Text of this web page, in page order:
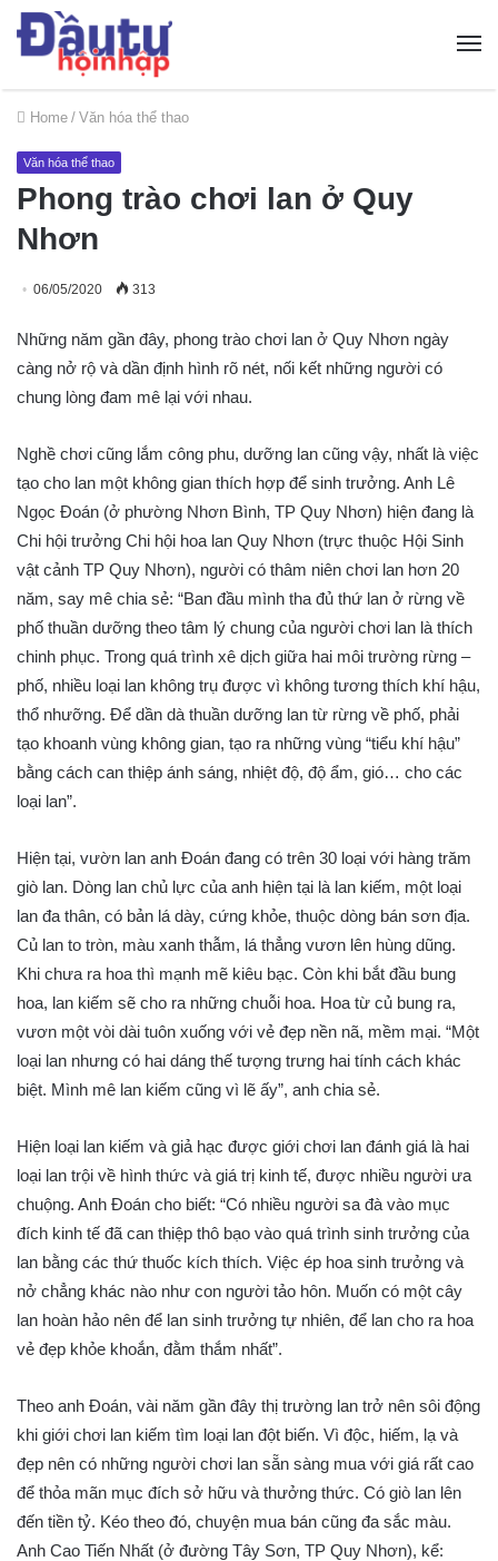
Home / Văn hóa thể thao
Văn hóa thể thao
Phong trào chơi lan ở Quy
Nhơn
06/05/2020 313
Những năm gần đây, phong trào chơi lan ở Quy Nhơn ngày
càng nở rộ và dần định hình rõ nét, nối kết những người có
chung lòng đam mê lại với nhau.
Nghề chơi cũng lắm công phu, dưỡng lan cũng vậy, nhất là việc
tạo cho lan một không gian thích hợp để sinh trưởng. Anh Lê
Ngọc Đoán (ở phường Nhơn Bình, TP Quy Nhơn) hiện đang là
Chi hội trưởng Chi hội hoa lan Quy Nhơn (trực thuộc Hội Sinh
vật cảnh TP Quy Nhơn), người có thâm niên chơi lan hơn 20
năm, say mê chia sẻ: “Ban đầu mình tha đủ thứ lan ở rừng về
phố thuần dưỡng theo tâm lý chung của người chơi lan là thích
chinh phục. Trong quá trình xê dịch giữa hai môi trường rừng –
phố, nhiều loại lan không trụ được vì không tương thích khí hậu,
thổ nhưỡng. Để dần dà thuần dưỡng lan từ rừng về phố, phải
tạo khoanh vùng không gian, tạo ra những vùng “tiểu khí hậu”
bằng cách can thiệp ánh sáng, nhiệt độ, độ ẩm, gió… cho các
loại lan”.
Hiện tại, vườn lan anh Đoán đang có trên 30 loại với hàng trăm
giò lan. Dòng lan chủ lực của anh hiện tại là lan kiếm, một loại
lan đa thân, có bản lá dày, cứng khỏe, thuộc dòng bán sơn địa.
Củ lan to tròn, màu xanh thẫm, lá thẳng vươn lên hùng dũng.
Khi chưa ra hoa thì mạnh mẽ kiêu bạc. Còn khi bắt đầu bung
hoa, lan kiếm sẽ cho ra những chuỗi hoa. Hoa từ củ bung ra,
vươn một vòi dài tuôn xuống với vẻ đẹp nền nã, mềm mại. “Một
loại lan nhưng có hai dáng thế tượng trưng hai tính cách khác
biệt. Mình mê lan kiếm cũng vì lẽ ấy”, anh chia sẻ.
Hiện loại lan kiếm và giả hạc được giới chơi lan đánh giá là hai
loại lan trội về hình thức và giá trị kinh tế, được nhiều người ưa
chuộng. Anh Đoán cho biết: “Có nhiều người sa đà vào mục
đích kinh tế đã can thiệp thô bạo vào quá trình sinh trưởng của
lan bằng các thứ thuốc kích thích. Việc ép hoa sinh trưởng và
nở chẳng khác nào như con người tảo hôn. Muốn có một cây
lan hoàn hảo nên để lan sinh trưởng tự nhiên, để lan cho ra hoa
vẻ đẹp khỏe khoắn, đằm thắm nhất”.
Theo anh Đoán, vài năm gần đây thị trường lan trở nên sôi động
khi giới chơi lan kiếm tìm loại lan đột biến. Vì độc, hiếm, lạ và
đẹp nên có những người chơi lan sẵn sàng mua với giá rất cao
để thỏa mãn mục đích sở hữu và thưởng thức. Có giò lan lên
đến tiền tỷ. Kéo theo đó, chuyện mua bán cũng đa sắc màu.
Anh Cao Tiến Nhất (ở đường Tây Sơn, TP Quy Nhơn), kể: